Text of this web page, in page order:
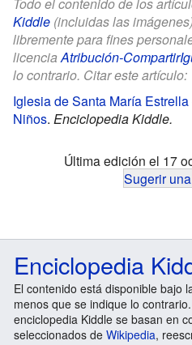
Todo el contenido de los
Kiddle (incluidas las
libremente para fines
licenciaAtribución-
lo contrario. Citar este artículo:
Iglesia de Santa María
Niños. Enciclopedia Kiddle.
Última edición el 17
Sugerir
Enciclopedia
El contenido está disponible bajo
menos que se indique lo
enciclopedia Kiddle se basan en
seleccionados de Wikipedia,